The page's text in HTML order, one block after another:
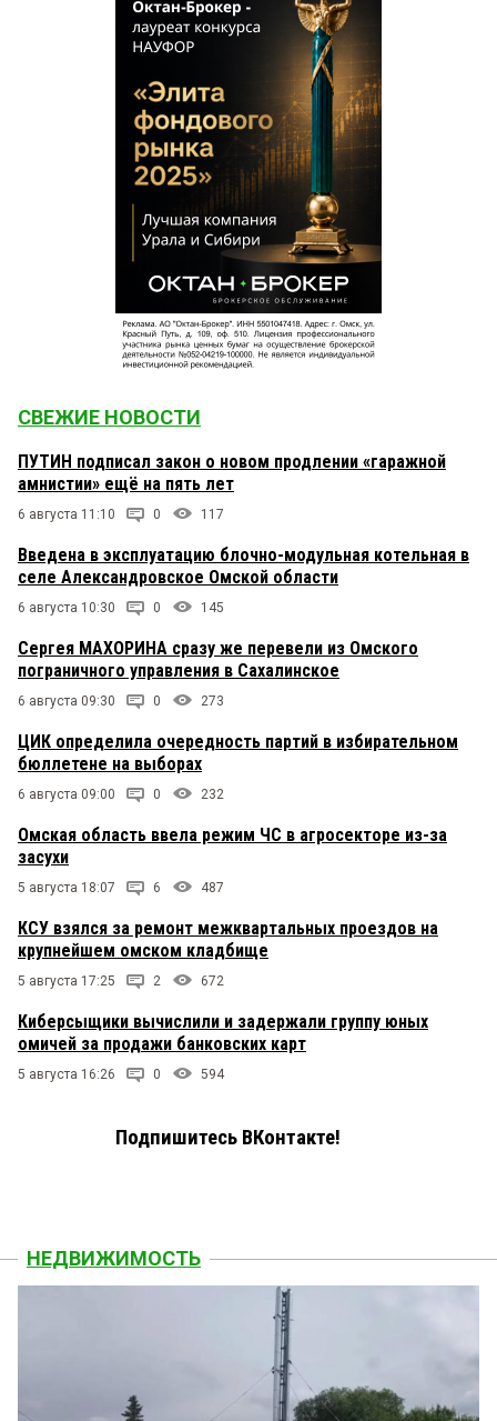
СВЕЖИЕ НОВОСТИ
ПУТИН подписал закон о новом продлении «гаражной
амнистии» ещё на пять лет
6 августа 11:10 0 117
Введена в эксплуатацию блочно-модульная котельная в
селе Александровское Омской области
6 августа 10:30 0 145
Сергея МАХОРИНА сразу же перевели из Омского
пограничного управления в Сахалинское
6 августа 09:30 0 273
ЦИК определила очередность партий в избирательном
бюллетене на выборах
6 августа 09:00 0 232
Омская область ввела режим ЧС в агросекторе из-за
засухи
5 августа 18:07 6 487
КСУ взялся за ремонт межквартальных проездов на
крупнейшем омском кладбище
5 августа 17:25 2 672
Киберсыщики вычислили и задержали группу юных
омичей за продажи банковских карт
5 августа 16:26 0 594
Подпишитесь ВКонтакте!
НЕДВИЖИМОСТЬ